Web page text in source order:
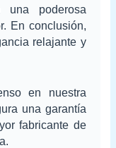
una poderosa
En conclusión,
relajante y
en nuestra
una garantía
fabricante de